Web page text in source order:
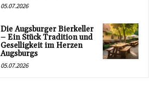
05.07.2026
Die Augsburger Bierkeller
– Ein Stück Tradition und
Geselligkeit im Herzen
Augsburgs
05.07.2026